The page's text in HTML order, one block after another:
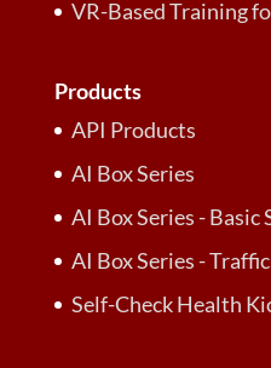
VR-Based Training
Products
API Products
AI Box Series
AI Box Series - Basic
AI Box Series -
Self-Check Health